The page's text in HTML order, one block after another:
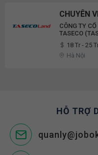
CHUYÊN
CÔNG TY
TASECO
18 Tr - 25
Hà Nội
HỖ TRỢ